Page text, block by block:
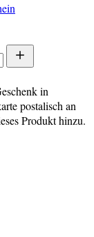
in
postalisch an
Produkt hinzu.